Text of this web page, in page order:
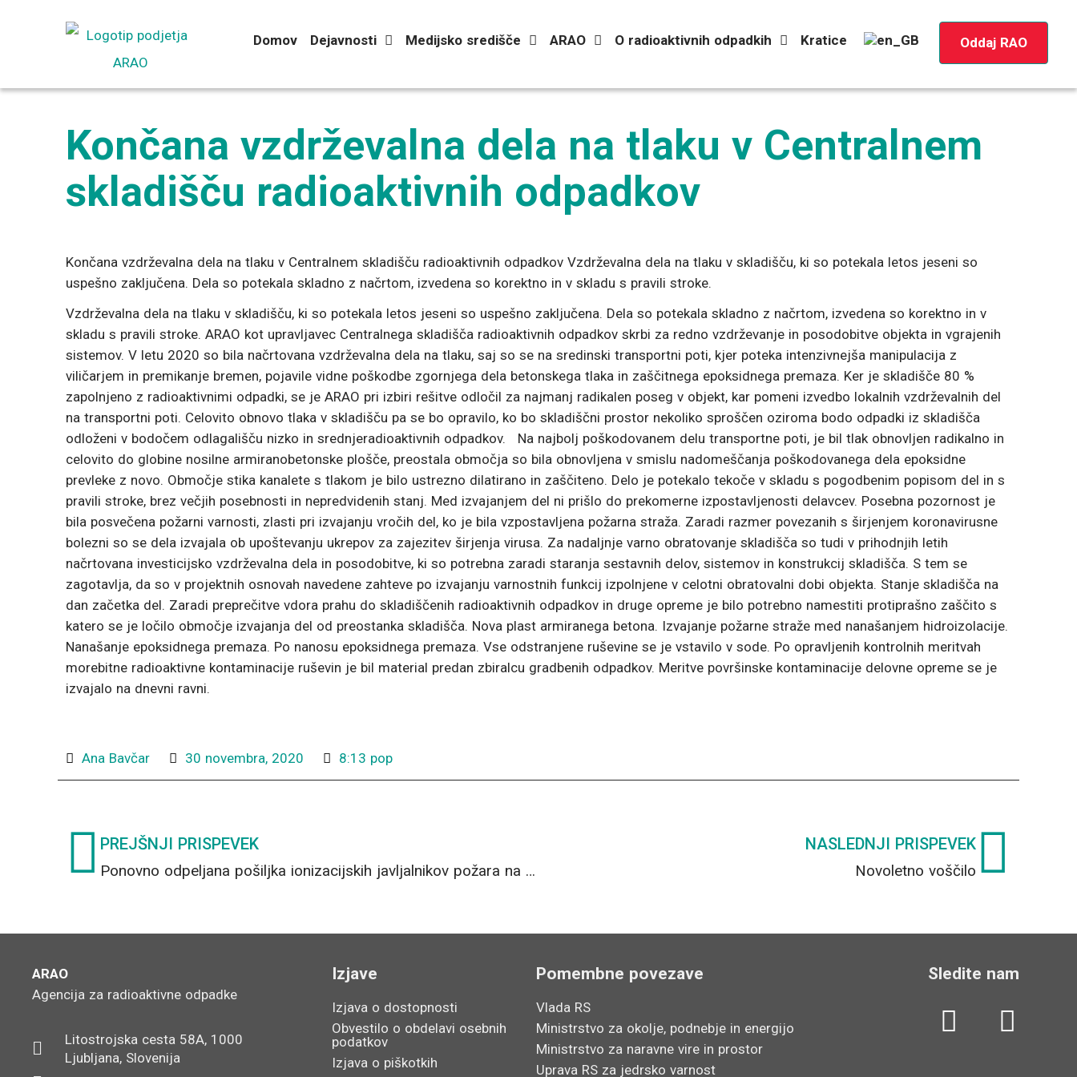
Domov Dejavnosti Medijsko središče ARAO O radioaktivnih odpadkih Kratice Oddaj RAO
Končana vzdrževalna dela na tlaku v Centralnem
skladišču radioaktivnih odpadkov
Končana vzdrževalna dela na tlaku v Centralnem skladišču radioaktivnih odpadkov Vzdrževalna dela na tlaku v skladišču, ki so potekala letos jeseni so
uspešno zaključena. Dela so potekala skladno z načrtom, izvedena so korektno in v skladu s pravili stroke.
Vzdrževalna dela na tlaku v skladišču, ki so potekala letos jeseni so uspešno zaključena. Dela so potekala skladno z načrtom, izvedena so korektno in v
skladu s pravili stroke. ARAO kot upravljavec Centralnega skladišča radioaktivnih odpadkov skrbi za redno vzdrževanje in posodobitve objekta in vgrajenih
sistemov. V letu 2020 so bila načrtovana vzdrževalna dela na tlaku, saj so se na sredinski transportni poti, kjer poteka intenzivnejša manipulacija z
viličarjem in premikanje bremen, pojavile vidne poškodbe zgornjega dela betonskega tlaka in zaščitnega epoksidnega premaza. Ker je skladišče 80 %
zapolnjeno z radioaktivnimi odpadki, se je ARAO pri izbiri rešitve odločil za najmanj radikalen poseg v objekt, kar pomeni izvedbo lokalnih vzdrževalnih del
na transportni poti. Celovito obnovo tlaka v skladišču pa se bo opravilo, ko bo skladiščni prostor nekoliko sproščen oziroma bodo odpadki iz skladišča
odloženi v bodočem odlagališču nizko in srednjeradioaktivnih odpadkov. Na najbolj poškodovanem delu transportne poti, je bil tlak obnovljen radikalno in
celovito do globine nosilne armiranobetonske plošče, preostala območja so bila obnovljena v smislu nadomeščanja poškodovanega dela epoksidne
prevleke z novo. Območje stika kanalete s tlakom je bilo ustrezno dilatirano in zaščiteno. Delo je potekalo tekoče v skladu s pogodbenim popisom del in s
pravili stroke, brez večjih posebnosti in nepredvidenih stanj. Med izvajanjem del ni prišlo do prekomerne izpostavljenosti delavcev. Posebna pozornost je
bila posvečena požarni varnosti, zlasti pri izvajanju vročih del, ko je bila vzpostavljena požarna straža. Zaradi razmer povezanih s širjenjem koronavirusne
bolezni so se dela izvajala ob upoštevanju ukrepov za zajezitev širjenja virusa. Za nadaljnje varno obratovanje skladišča so tudi v prihodnjih letih
načrtovana investicijsko vzdrževalna dela in posodobitve, ki so potrebna zaradi staranja sestavnih delov, sistemov in konstrukcij skladišča. S tem se
zagotavlja, da so v projektnih osnovah navedene zahteve po izvajanju varnostnih funkcij izpolnjene v celotni obratovalni dobi objekta. Stanje skladišča na
dan začetka del. Zaradi preprečitve vdora prahu do skladiščenih radioaktivnih odpadkov in druge opreme je bilo potrebno namestiti protiprašno zaščito s
katero se je ločilo območje izvajanja del od preostanka skladišča. Nova plast armiranega betona. Izvajanje požarne straže med nanašanjem hidroizolacije.
Nanašanje epoksidnega premaza. Po nanosu epoksidnega premaza. Vse odstranjene ruševine se je vstavilo v sode. Po opravljenih kontrolnih meritvah
morebitne radioaktivne kontaminacije ruševin je bil material predan zbiralcu gradbenih odpadkov. Meritve površinske kontaminacije delovne opreme se je
izvajalo na dnevni ravni.
Ana Bavčar 30 novembra, 2020 8:13 pop
Prev
PREJŠNJI PRISPEVEK
Ponovno odpeljana pošiljka ionizacijskih javljalnikov požara na reciklažo
NASLEDNJI PRISPEVEK
Novoletno voščilo
ARAO
Agencija za radioaktivne odpadke
Litostrojska cesta 58A, 1000
Ljubljana, Slovenija
Izjave
Izjava o dostopnosti
Obvestilo o obdelavi osebnih
podatkov
Izjava o piškotkih
Pomembne povezave
Vlada RS
Ministrstvo za okolje, podnebje in energijo
Ministrstvo za naravne vire in prostor
Uprava RS za jedrsko varnost
Sledite nam
L
Y